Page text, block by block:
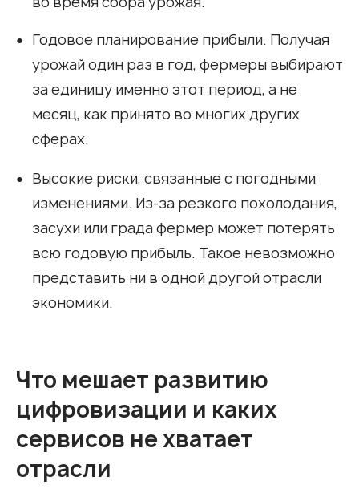
Годовое планирование прибыли. Получая
урожай один раз в год, фермеры выбирают
за единицу именно этот период, а не
месяц, как принято во многих других
сферах.
Высокие риски, связанные с погодными
изменениями. Из-за резкого похолодания,
засухи или града фермер может потерять
всю годовую прибыль. Такое невозможно
представить ни в одной другой отрасли
экономики.
Что мешает развитию
цифровизации и каких
сервисов не хватает
отрасли